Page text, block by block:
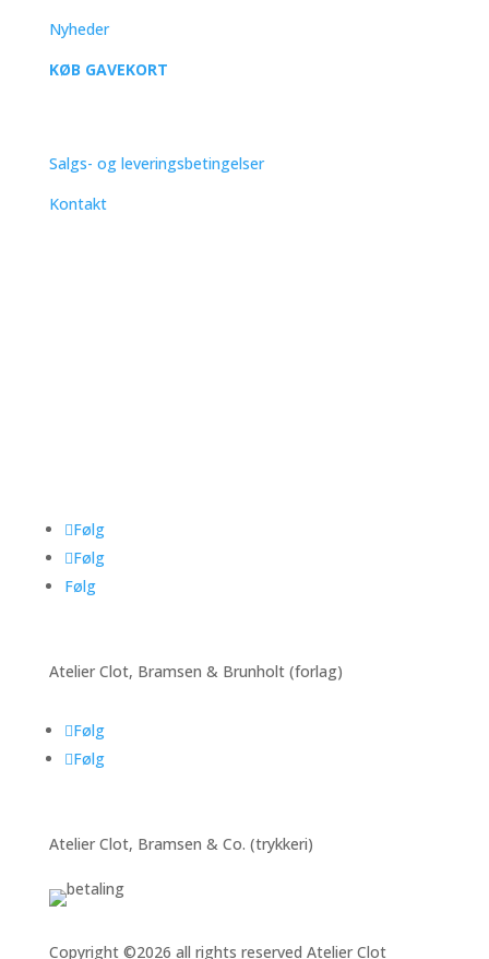
Nyheder
KØB GAVEKORT
Salgs- og leveringsbetingelser
Kontakt
Følg
Følg
Følg
Atelier Clot, Bramsen & Brunholt (forlag)
Følg
Følg
Atelier Clot, Bramsen & Co. (trykkeri)
Copyright ©2026 all rights reserved Atelier Clot